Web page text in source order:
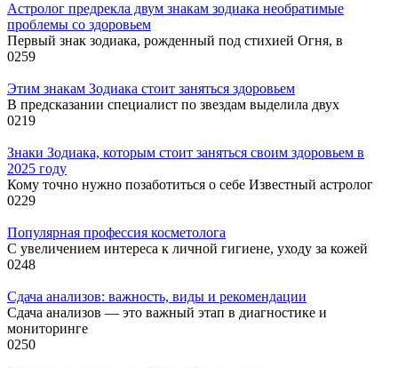
Астролог предрекла двум знакам зодиака необратимые
проблемы со здоровьем
Первый знак зодиака, рожденный под стихией Огня, в
0259
Этим знакам Зодиака стоит заняться здоровьем
В предсказании специалист по звездам выделила двух
0219
Знаки Зодиака, которым стоит заняться своим здоровьем в
2025 году
Кому точно нужно позаботиться о себе Известный астролог
0229
Популярная профессия косметолога
С увеличением интереса к личной гигиене, уходу за кожей
0248
Сдача анализов: важность, виды и рекомендации
Сдача анализов — это важный этап в диагностике и
мониторинге
0250